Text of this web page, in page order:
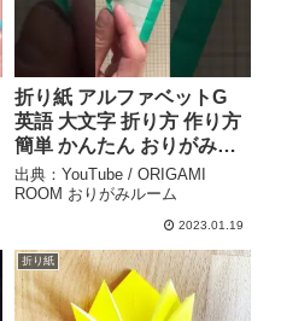
折り紙 アルファベットG
英語 大文字 折り方 作り方
簡単 かんたん おりがみ
#shorts – ORIGAMI
ROOM おりがみルーム
出典：YouTube / ORIGAMI
ROOM おりがみルーム
2023.01.19
折り紙